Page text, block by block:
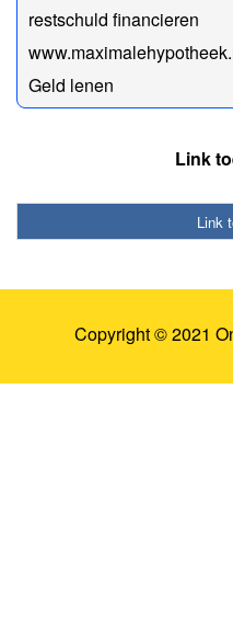
restschuld financieren
Geld lenen
Link
Link
Copyright © 2021